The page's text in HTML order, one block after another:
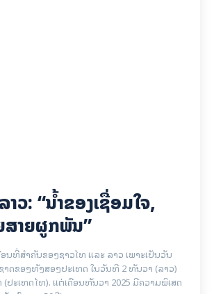
ວ: “​ນ້ຳ​ຂອງ​ເຊື່ອມ​​ໃຈ,
ສາຍຜູກພັນ”
ນທີ່ສຳຄັນຂອງຊາວໄທ ແລະ ລາວ ເພາະເປັນວັນ
ດຂອງທັງສອງປະເທດ ໃນວັນທີ 2 ທັນວາ (ລາວ)
ປະເທດໄທ). ແຕ່ເດືອນທັນວາ 2025 ມີຄວາມພິເສດ